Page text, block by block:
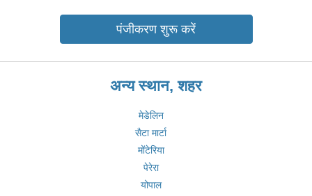
पंजीकरण शुरू करें
अन्य स्थान, शहर
मेडेलिन
सैटा मार्टा
मोंटेरिया
पेरेरा
योपाल